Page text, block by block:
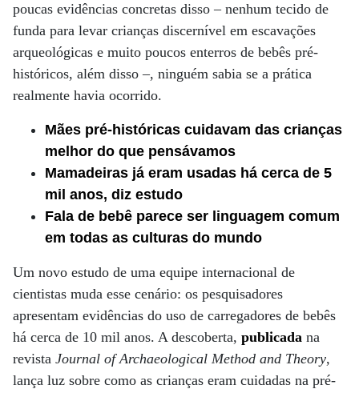
poucas evidências concretas disso – nenhum tecido de
funda para levar crianças discernível em escavações
arqueológicas e muito poucos enterros de bebês pré-
históricos, além disso –, ninguém sabia se a prática
realmente havia ocorrido.
Mães pré-históricas cuidavam das crianças
melhor do que pensávamos
Mamadeiras já eram usadas há cerca de 5
mil anos, diz estudo
Fala de bebê parece ser linguagem comum
em todas as culturas do mundo
Um novo estudo de uma equipe internacional de
cientistas muda esse cenário: os pesquisadores
apresentam evidências do uso de carregadores de bebês
há cerca de 10 mil anos. A descoberta, publicada na
revista Journal of Archaeological Method and Theory,
lança luz sobre como as crianças eram cuidadas na pré-